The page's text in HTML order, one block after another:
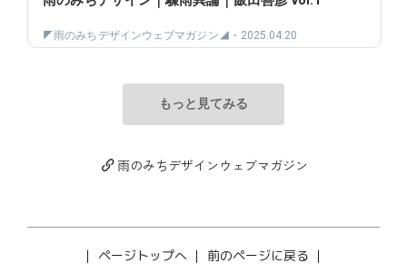
雨のみちデザインウェブマガジン
｜ ページトップへ ｜ 前のページに戻る ｜